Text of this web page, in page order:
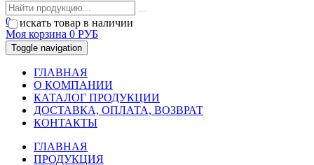
искать товар в наличии
0
Моя корзина 0 РУБ
Toggle navigation
ГЛАВНАЯ
О КОМПАНИИ
КАТАЛОГ ПРОДУКЦИИ
ДОСТАВКА, ОПЛАТА, ВОЗВРАТ
КОНТАКТЫ
ГЛАВНАЯ
ПРОДУКЦИЯ